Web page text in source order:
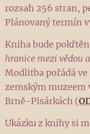
rozsah 256 stran,
Plánovaný termín
Kniha bude
hranice mezi vědou
Modlitba pořádá
zemským muzeem
Brně-Pisárkách (
Ukázku z knihy si